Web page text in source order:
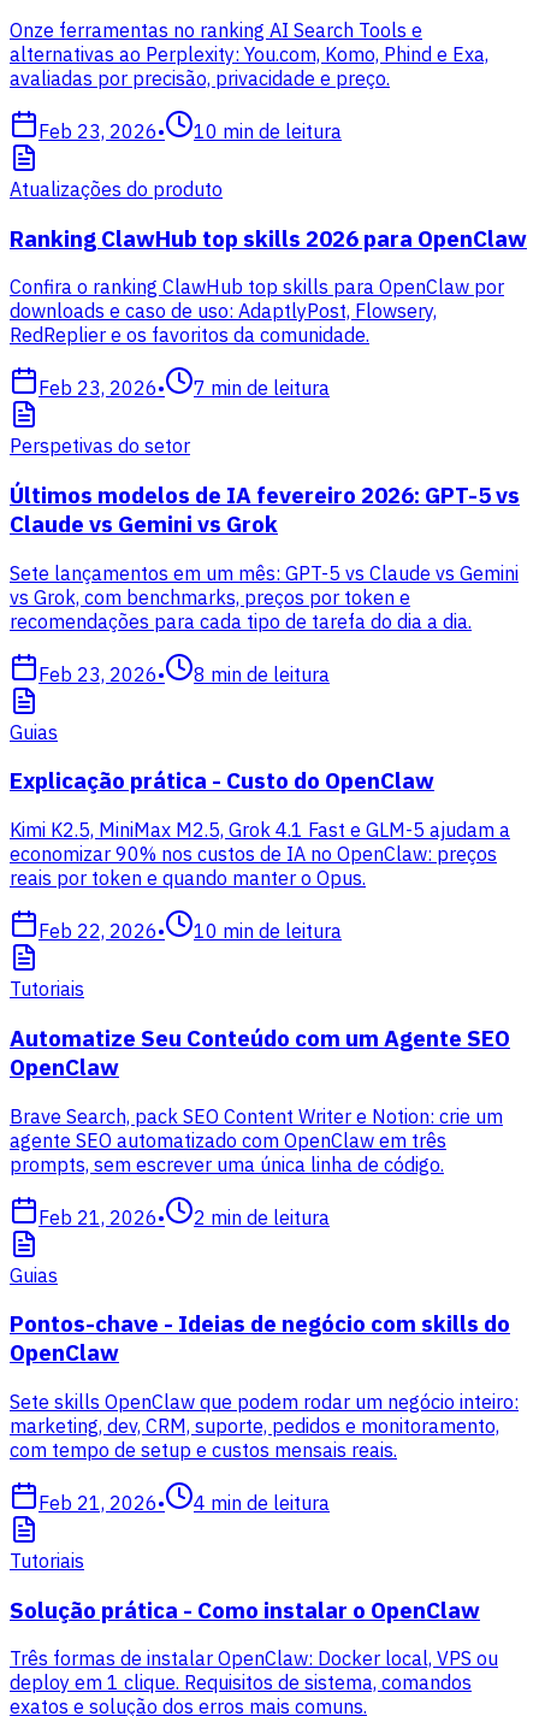
Onze ferramentas no ranking AI Search Tools e
alternativas ao Perplexity: You.com, Komo, Phind e Exa,
avaliadas por precisão, privacidade e preço.
Feb 23, 2026• 10 min de leitura
Atualizações do produto
Ranking ClawHub top skills 2026 para OpenClaw
Confira o ranking ClawHub top skills para OpenClaw por
downloads e caso de uso: AdaptlyPost, Flowsery,
RedReplier e os favoritos da comunidade.
Feb 23, 2026• 7 min de leitura
Perspetivas do setor
Últimos modelos de IA fevereiro 2026: GPT-5 vs
Claude vs Gemini vs Grok
Sete lançamentos em um mês: GPT-5 vs Claude vs Gemini
vs Grok, com benchmarks, preços por token e
recomendações para cada tipo de tarefa do dia a dia.
Feb 23, 2026• 8 min de leitura
Guias
Explicação prática - Custo do OpenClaw
Kimi K2.5, MiniMax M2.5, Grok 4.1 Fast e GLM-5 ajudam a
economizar 90% nos custos de IA no OpenClaw: preços
reais por token e quando manter o Opus.
Feb 22, 2026• 10 min de leitura
Tutoriais
Automatize Seu Conteúdo com um Agente SEO
OpenClaw
Brave Search, pack SEO Content Writer e Notion: crie um
agente SEO automatizado com OpenClaw em três
prompts, sem escrever uma única linha de código.
Feb 21, 2026• 2 min de leitura
Guias
Pontos-chave - Ideias de negócio com skills do
OpenClaw
Sete skills OpenClaw que podem rodar um negócio inteiro:
marketing, dev, CRM, suporte, pedidos e monitoramento,
com tempo de setup e custos mensais reais.
Feb 21, 2026• 4 min de leitura
Tutoriais
Solução prática - Como instalar o OpenClaw
Três formas de instalar OpenClaw: Docker local, VPS ou
deploy em 1 clique. Requisitos de sistema, comandos
exatos e solução dos erros mais comuns.